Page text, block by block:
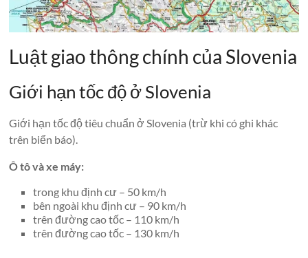
Luật giao thông chính của Slovenia
Giới hạn tốc độ ở Slovenia
Giới hạn tốc độ tiêu chuẩn ở Slovenia (trừ khi có ghi khác
trên biển báo).
Ô tô và xe máy:
trong khu định cư – 50 km/h
bên ngoài khu định cư – 90 km/h
trên đường cao tốc – 110 km/h
trên đường cao tốc – 130 km/h